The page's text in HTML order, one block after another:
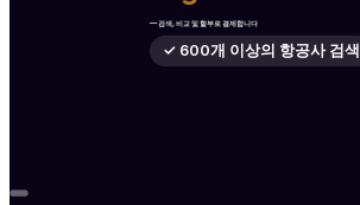
— 검색, 비교 및 할부로 결제합니다
✓ 600개 이상의 항공사 검색